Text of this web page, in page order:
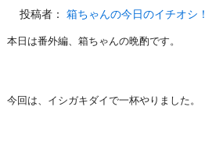
投稿者：箱ちゃんの今日のイチオシ！
本日は番外編、箱ちゃんの晩酌です。
今回は、イシガキダイで一杯やりました。